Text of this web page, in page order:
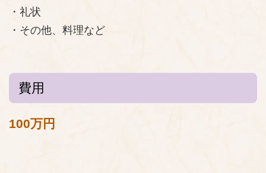
・礼状
・その他、料理など
費用
100万円